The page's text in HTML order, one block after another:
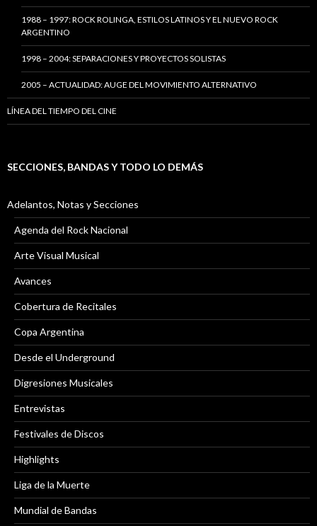
1988 – 1997: ROCK ROLINGA, ESTILOS LATINOS Y EL NUEVO ROCK
ARGENTINO
1998 – 2004: SEPARACIONES Y PROYECTOS SOLISTAS
2005 – ACTUALIDAD: AUGE DEL MOVIMIENTO ALTERNATIVO
LÍNEA DEL TIEMPO DEL CINE
SECCIONES, BANDAS Y TODO LO DEMÁS
Adelantos, Notas y Secciones
Agenda del Rock Nacional
Arte Visual Musical
Avances
Cobertura de Recitales
Copa Argentina
Desde el Underground
Digresiones Musicales
Entrevistas
Festivales de Discos
Highlights
Liga de la Muerte
Mundial de Bandas